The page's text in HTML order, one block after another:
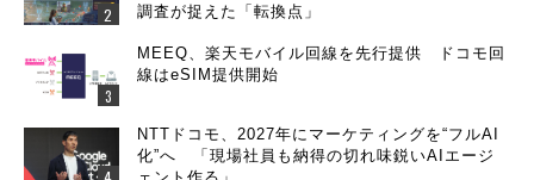
調査が捉えた「転換点」
MEEQ、楽天モバイル回線を先行提供 ドコモ回
線はeSIM提供開始
NTTドコモ、2027年にマーケティングを“フルAI
化”へ 「現場社員も納得の切れ味鋭いAIエージ